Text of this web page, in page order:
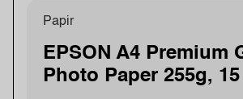
Papir
EPSON A4 Premium
Photo Paper 255g,